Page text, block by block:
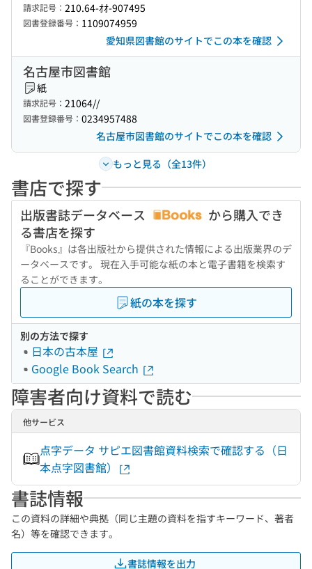
請求記号： 210.64-ｵｵ-907495
図書登録番号： 1109074959
愛知県図書館のサイトでこの本を確認
名古屋市図書館
紙
請求記号： 21064//
図書登録番号： 0234957488
名古屋市図書館のサイトでこの本を確認
もっと見る（全13件）
書店で探す
出版書誌データベース
から購入でき
る書店を探す
『Books』は各出版社から提供された情報による出版業界のデ
ータベースです。 現在入手可能な紙の本と電子書籍を検索す
ることができます。
紙の本を探す
別の方法で探す
日本の古本屋
Google Book Search
障害者向け資料で読む
他サービス
点字データ サピエ図書館資料検索で確認する（日
本点字図書館）
書誌情報
この資料の詳細や典拠（同じ主題の資料を指すキーワード、著者
名）等を確認できます。
書誌情報を出力